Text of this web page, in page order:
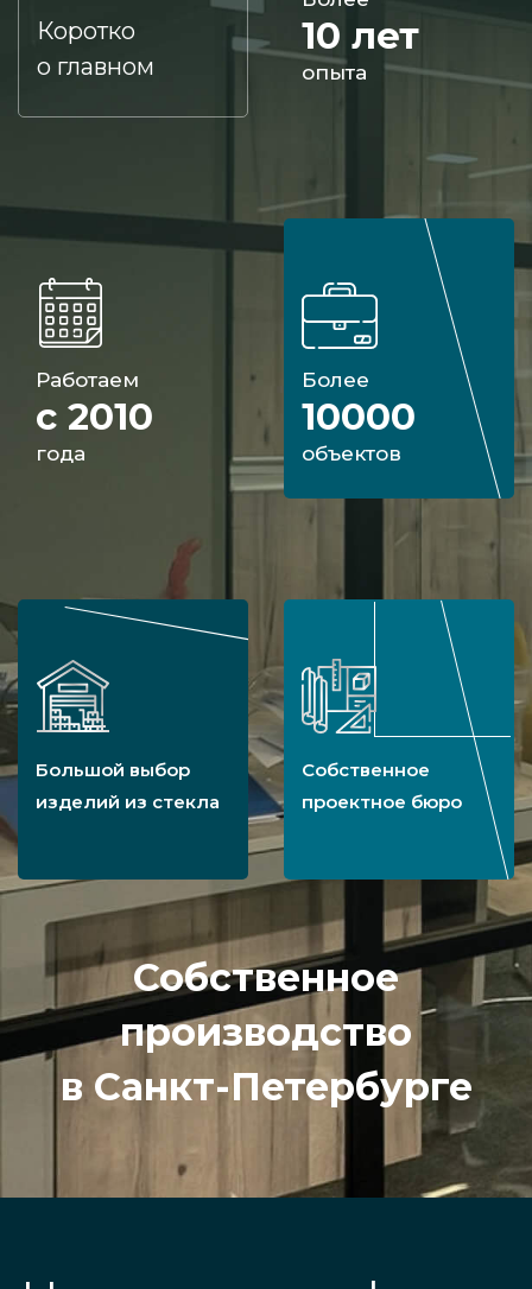
Коротко
о главном
10 лет
опыта
Работаем
с 2010
года
Более
10000
объектов
Большой выбор
изделий из стекла
Собственное
проектное бюро
Собственное
производство
в Санкт-Петербурге